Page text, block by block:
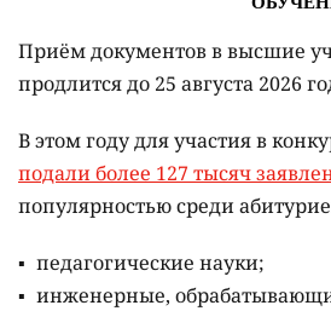
Приём документов в высшие
продлится до 25 августа 2026
В этом году для участия в
подали более 127 тысяч
популярностью среди
педагогические науки;
инженерные,